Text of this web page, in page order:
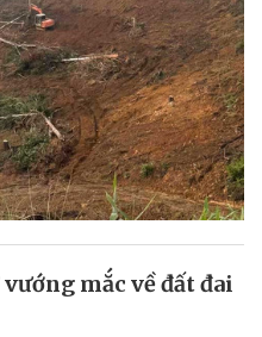
mắc về đất đai